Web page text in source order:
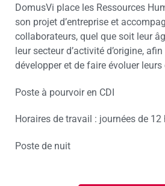
DomusVi place les Ressources
son projet d’entreprise et
collaborateurs, quel que soit leur
leur secteur d’activité d’origine,
développer et de faire évoluer
Poste à pourvoir en CDI
Horaires de travail : journées de 12
Poste de nuit